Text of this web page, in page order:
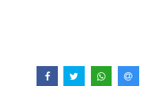
un tajā izmantoti